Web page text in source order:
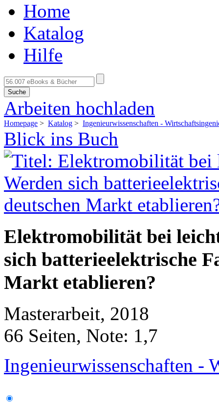
Home
Katalog
Hilfe
Suche
Arbeiten hochladen
Homepage > Katalog > Ingenieurwissenschaften -
Blick ins Buch
Elektromobilität bei
sich batterieelektrische
Markt etablieren?
Masterarbeit, 2018
66 Seiten, Note: 1,7
Ingenieurwissenschaften -